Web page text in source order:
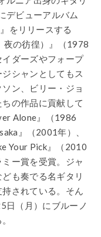
デビューアルバム
をリリースする
夜の彷徨）』（1978
ダーズやフォープ
シャンとしてもス
ン、ビリー・ジョ
の作品に貢献して
Alone』（1986
』（2001年）、
Your Pick』（2010
ー賞を受賞。ジャ
も奏でる名ギタリ
されている。そん
日（月）にブルーノ